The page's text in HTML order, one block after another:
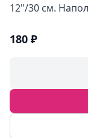
12"/30 см.
180 ₽